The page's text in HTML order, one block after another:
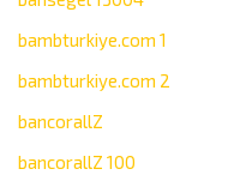
bambturkiye.com 1
bambturkiye.com 2
bancorallZ
bancorallZ 100